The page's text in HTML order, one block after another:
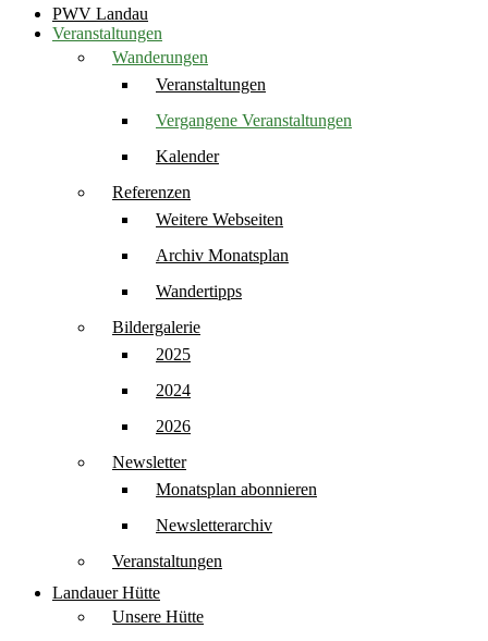
PWV Landau
Veranstaltungen
Wanderungen
Veranstaltungen
Vergangene Veranstaltungen
Kalender
Referenzen
Weitere Webseiten
Archiv Monatsplan
Wandertipps
Bildergalerie
2025
2024
2026
Newsletter
Monatsplan abonnieren
Newsletterarchiv
Veranstaltungen
Landauer Hütte
Unsere Hütte